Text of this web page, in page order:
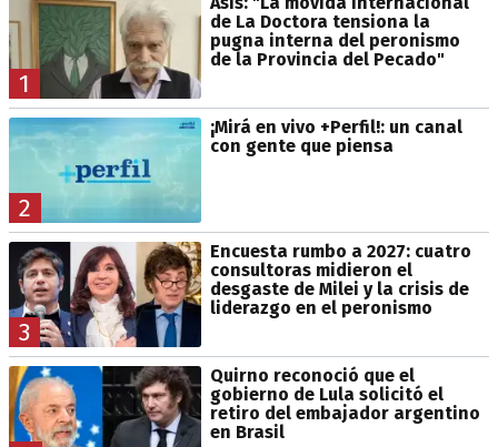
1
de La Doctora tensiona la
pugna interna del peronismo
de la Provincia del Pecado"
2
¡Mirá en vivo +Perfil!: un canal
con gente que piensa
3
Encuesta rumbo a 2027: cuatro
consultoras midieron el
desgaste de Milei y la crisis de
liderazgo en el peronismo
Quirno reconoció que el
gobierno de Lula solicitó el
retiro del embajador argentino
en Brasil